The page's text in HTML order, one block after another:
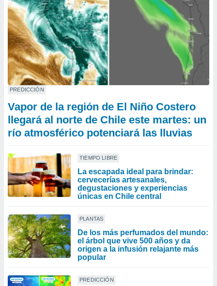
PREDICCIÓN
Vapor de la región de El Niño Costero
llegará al norte de Chile este martes: un
río atmosférico potenciará las lluvias
TIEMPO LIBRE
La escapada ideal para brindar:
cervecerías artesanales,
degustaciones y experiencias
únicas en Chile central
PLANTAS
De los más perfumados del mundo:
el árbol que vive 500 años y da
origen a la infusión relajante más
popular
PREDICCIÓN